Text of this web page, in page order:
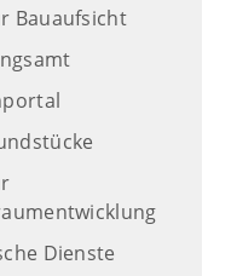
Bauaufsicht
Dienste